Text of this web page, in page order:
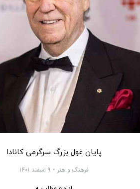
پایان غول بزرگ سرگرمی کانادا
فرهنگ و هنر 9 اسفند 1401